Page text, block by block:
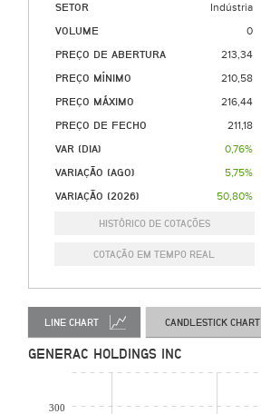
SETOR Indústria
VOLUME 0
PREÇO DE ABERTURA 213,34
PREÇO MÍNIMO 210,58
PREÇO MÁXIMO 216,44
PREÇO DE FECHO 211,18
VAR (DIA) 0,76%
VARIAÇÃO (AGO) 5,75%
VARIAÇÃO (2026) 50,80%
HISTÓRICO DE COTAÇÕES
COTAÇÃO EM TEMPO REAL
LINE CHART CANDLESTICK CHART
GENERAC HOLDINGS INC
300